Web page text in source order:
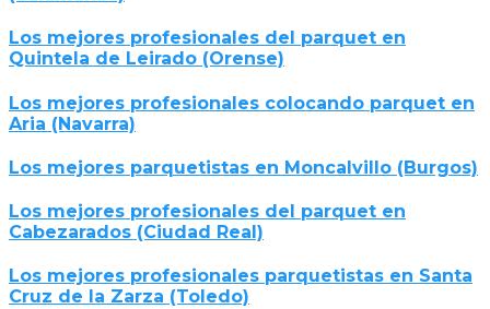
Los mejores profesionales del parquet en
Quintela de Leirado (Orense)
Los mejores profesionales colocando parquet en
Aria (Navarra)
Los mejores parquetistas en Moncalvillo (Burgos)
Los mejores profesionales del parquet en
Cabezarados (Ciudad Real)
Los mejores profesionales parquetistas en Santa
Cruz de la Zarza (Toledo)